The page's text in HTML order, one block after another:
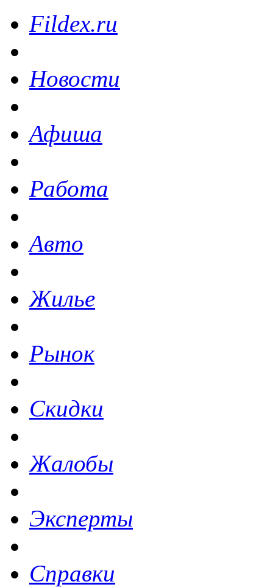
Fildex.ru
Новости
Афиша
Работа
Авто
Жилье
Рынок
Скидки
Жалобы
Эксперты
Справки